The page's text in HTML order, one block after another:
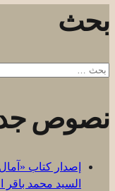
بحث
البحث
نصوص
إصدار كتاب
السيد محمد باقر